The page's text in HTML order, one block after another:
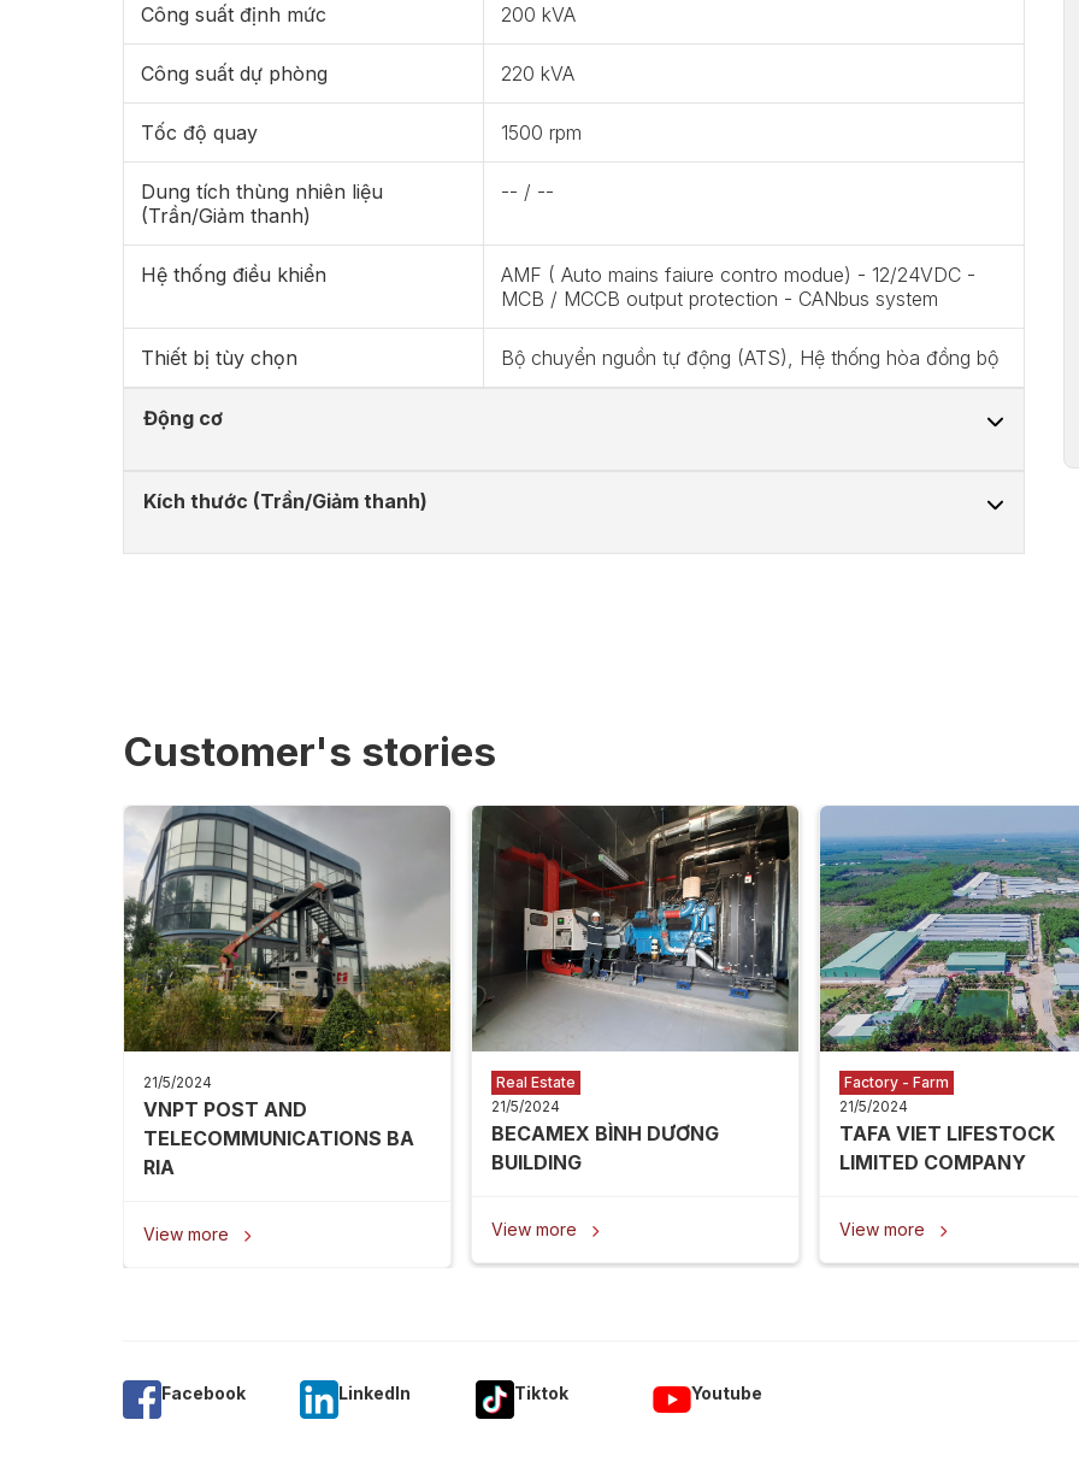
Công suất định mức 200 kVA
Công suất dự phòng 220 kVA
Tốc độ quay 1500 rpm
Dung tích thùng nhiên liệu
(Trần/Giảm thanh)
-- / --
Hệ thống điều khiển
AMF ( Auto mains faiure contro modue) - 12/24VDC -
MCB / MCCB output protection - CANbus system
Thiết bị tùy chọn Bộ chuyển nguồn tự động (ATS), Hệ thống hòa đồng bộ
Động cơ
Kích thước (Trần/Giảm thanh)
Customer's stories
21/5/2024
VNPT POST AND
TELECOMMUNICATIONS BA
RIA
View more 
Real Estate
21/5/2024
BECAMEX BÌNH DƯƠNG
BUILDING
View more 
Factory - Farm
21/5/2024
TAFA VIET LIFESTOCK
LIMITED COMPANY
View more 
Facebook Linkedln Tiktok Youtube